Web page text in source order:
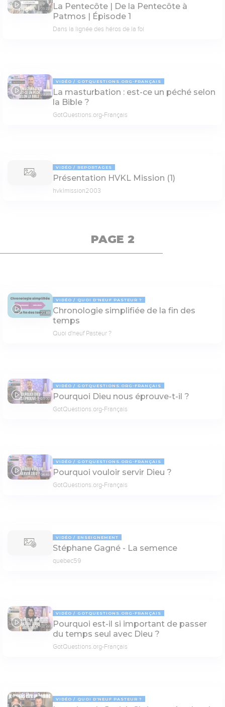
05:22
La Pentecôte | De la Pentecôte à
Patmos | Épisode 1
Dans la lignée des héros de la foi
03:20
VIDÉO GOTQUESTIONS.ORG-FRANÇAIS
La masturbation : est-ce un péché selon
la Bible ?
GotQuestions.org-Français
VIDÉO REPORTAGES
Présentation HVKL Mission (1)
hvklmission2003
PAGE 2
20:49
VIDÉO QUOI D'NEUF PASTEUR ?
Chronologie simplifiée de la fin des
temps
Quoi d'neuf Pasteur ?
05:00
VIDÉO GOTQUESTIONS.ORG-FRANÇAIS
Pourquoi Dieu nous éprouve-t-il ?
GotQuestions.org-Français
04:45
VIDÉO GOTQUESTIONS.ORG-FRANÇAIS
Pourquoi vouloir servir Dieu ?
GotQuestions.org-Français
VIDÉO ENSEIGNEMENT
Stéphane Gagné - La semence
quebec59
03:22
VIDÉO GOTQUESTIONS.ORG-FRANÇAIS
Pourquoi est-il si important de passer
du temps seul avec Dieu ?
GotQuestions.org-Français
VIDÉO QUOI D'NEUF PASTEUR ?